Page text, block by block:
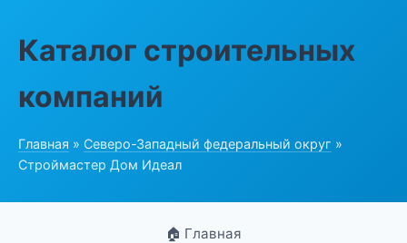
Каталог строительных
компаний
Главная » Северо-Западный федеральный округ »
Строймастер Дом Идеал
🏠 Главная